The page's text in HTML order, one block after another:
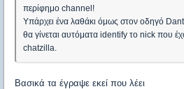
περίφημο channel!
Υπάρχει ένα λαθάκι όμως στον οδηγό
θα γίνεται αυτόματα identify το nick που
chatzilla.
Βασικά τα έγραψε εκεί που λέει